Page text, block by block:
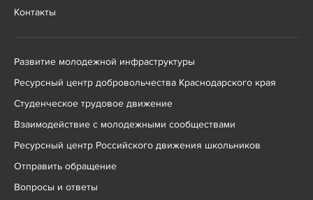
Контакты
Развитие молодежной инфраструктуры
Ресурсный центр добровольчества Краснодарского края
Студенческое трудовое движение
Взаимодействие с молодежными сообществами
Ресурсный центр Российского движения школьников
Отправить обращение
Вопросы и ответы